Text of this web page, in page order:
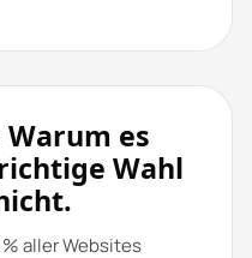
Warum es
Wahl
aller Websites